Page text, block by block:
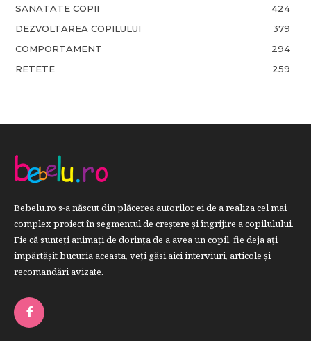
SANATATE COPII
424
DEZVOLTAREA COPILULUI
379
COMPORTAMENT
294
RETETE
259
Bebelu.ro s-a născut din plăcerea autorilor ei de a realiza cel mai
complex proiect în segmentul de creştere şi îngrijire a copilulului.
Fie că sunteţi animaţi de dorinţa de a avea un copil, fie deja aţi
împărtăşit bucuria aceasta, veți găsi aici interviuri, articole şi
recomandări avizate.